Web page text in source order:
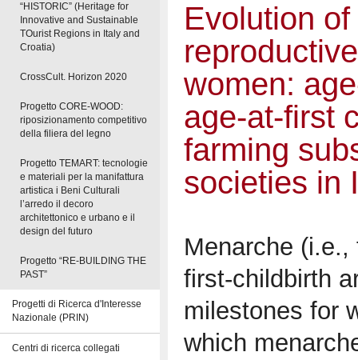
“HISTORIC” (Heritage for
Innovative and Sustainable
TOurist Regions in Italy and
Croatia)
CrossCult. Horizon 2020
Progetto CORE-WOOD:
riposizionamento competitivo
della filiera del legno
Progetto TEMART: tecnologie
e materiali per la manifattura
artistica i Beni Culturali
l’arredo il decoro
architettonico e urbano e il
design del futuro
Progetto “RE-BUILDING THE
PAST”
Progetti di Ricerca d'Interesse
Nazionale (PRIN)
Centri di ricerca collegati
Evolution
women:
age-at-first
farming
societies in
Menarche
first-childbirth
milestones for
which